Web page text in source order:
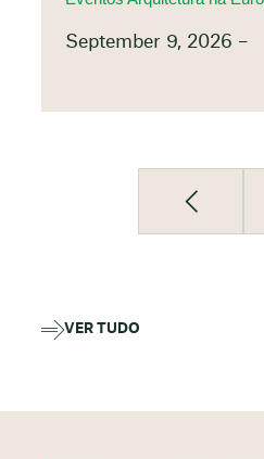
September 9, 2026 –
VER TUDO